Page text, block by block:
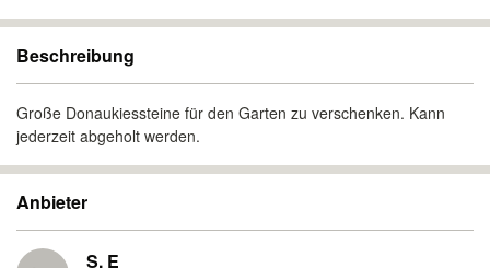
Beschreibung
Große Donaukiessteine für den Garten zu verschenken. Kann
jederzeit abgeholt werden.
Anbieter
S. E